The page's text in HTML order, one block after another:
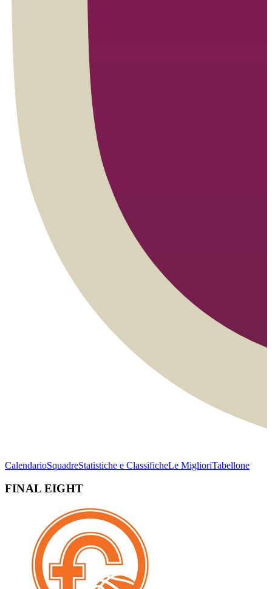
CalendarioSquadreStatistiche e ClassificheLe MiglioriTabellone
FINAL EIGHT